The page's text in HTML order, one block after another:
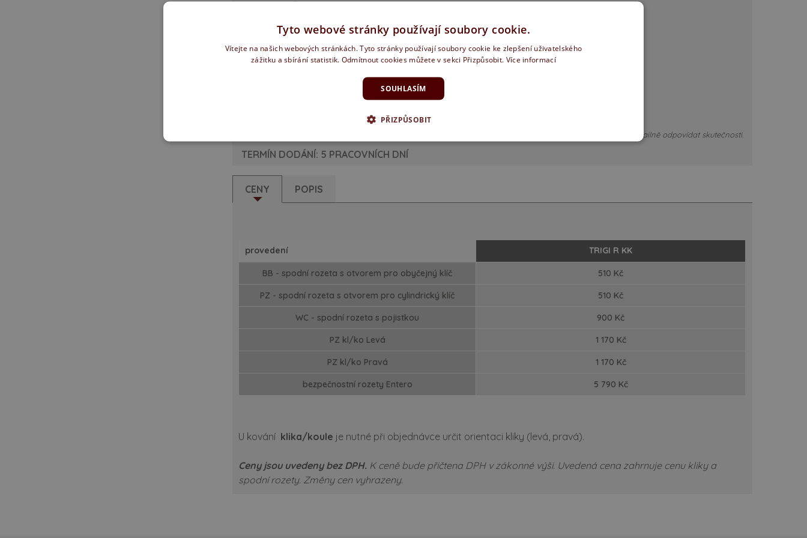
PZ rozetové WC rozetové
Obrázky jsou pouze ilustrativní, nemusí detailně odpovídat skutečnosti.
TERMÍN DODÁNÍ: 5 PRACOVNÍCH DNÍ
CENY POPIS
provedení TRIGI R KK
BB - spodní rozeta s otvorem pro obyčejný klíč 510 Kč
PZ - spodní rozeta s otvorem pro cylindrický klíč 510 Kč
WC - spodní rozeta s pojistkou 900 Kč
PZ kl/ko Levá 1 170 Kč
PZ kl/ko Pravá 1 170 Kč
bezpečnostní rozety Entero 5 790 Kč
U kování klika/koule je nutné při objednávce určit orientaci kliky (levá, pravá).
Ceny jsou uvedeny bez DPH. K ceně bude přičtena DPH v zákonné výši. Uvedená cena zahrnuje cenu kliky a
spodní rozety. Změny cen vyhrazeny.
Tyto webové stránky používají soubory cookie.
Vítejte na našich webových stránkách. Tyto stránky používají soubory cookie ke zlepšení uživatelského
zážitku a sbírání statistik. Odmítnout cookies můžete v sekci Přizpůsobit. Více informací
SOUHLASÍM
PŘIZPŮSOBIT